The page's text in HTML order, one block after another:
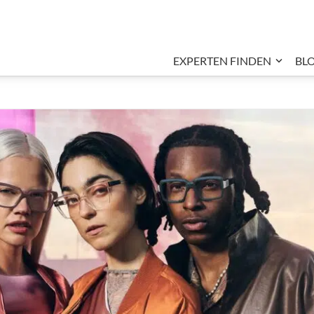
EXPERTEN FINDEN